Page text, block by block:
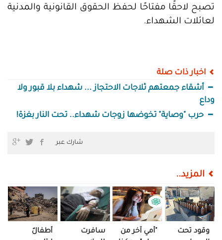
تصبح لاحقًا مفتاحًا لحفظ الحقوق القانونية والمدنية
لعائلات الشهداء.
اخبار ذات صلة
أشقاء جمعتهم ثلاجات الاحتجاز ... شهداء بلا قبور ولا
وداع
حرب "وصاية" تخوضها زوجات شهداء.. تحت النار بغزة!
شارك عبر
المزيد..
وقود تحت
"أمي آخر من
سافرت
أطفالٌ